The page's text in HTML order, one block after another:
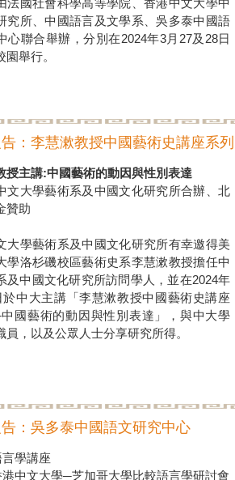
法國社會科學高等學院、香港中文大學中
究所、中國語言及文學系、吳多泰中國語
心聯合舉辦，分別在2024年3月27及28日
園舉行。
：李慧漱教授中國藝術史講座系列
授主講:中國藝術的動因與性別表達
文大學藝術系及中國文化研究所合辦、北
贊助
大學藝術系及中國文化研究所有幸邀得美
學洛杉磯校區藝術史系李慧漱教授擔任中
及中國文化研究所訪問學人，並在2024年
於中大主講「李慧漱教授中國藝術史講座
國藝術的動因與性別表達」，與中大學
員，以及公眾人士分享研究所得。
：吳多泰中國語文研究中心
言學講座
港中文大學─芝加哥大學比較語言學研討會